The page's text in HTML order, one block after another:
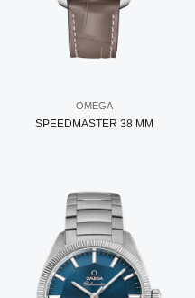
OMEGA
SPEEDMASTER 38 MM